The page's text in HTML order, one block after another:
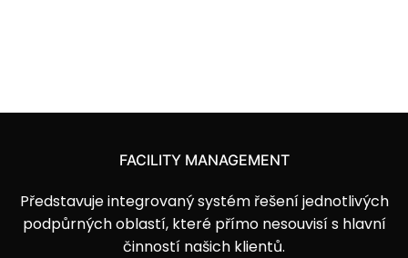
FACILITY MANAGEMENT
Představuje integrovaný systém řešení jednotlivých
podpůrných oblastí, které přímo nesouvisí s hlavní
činností našich klientů.